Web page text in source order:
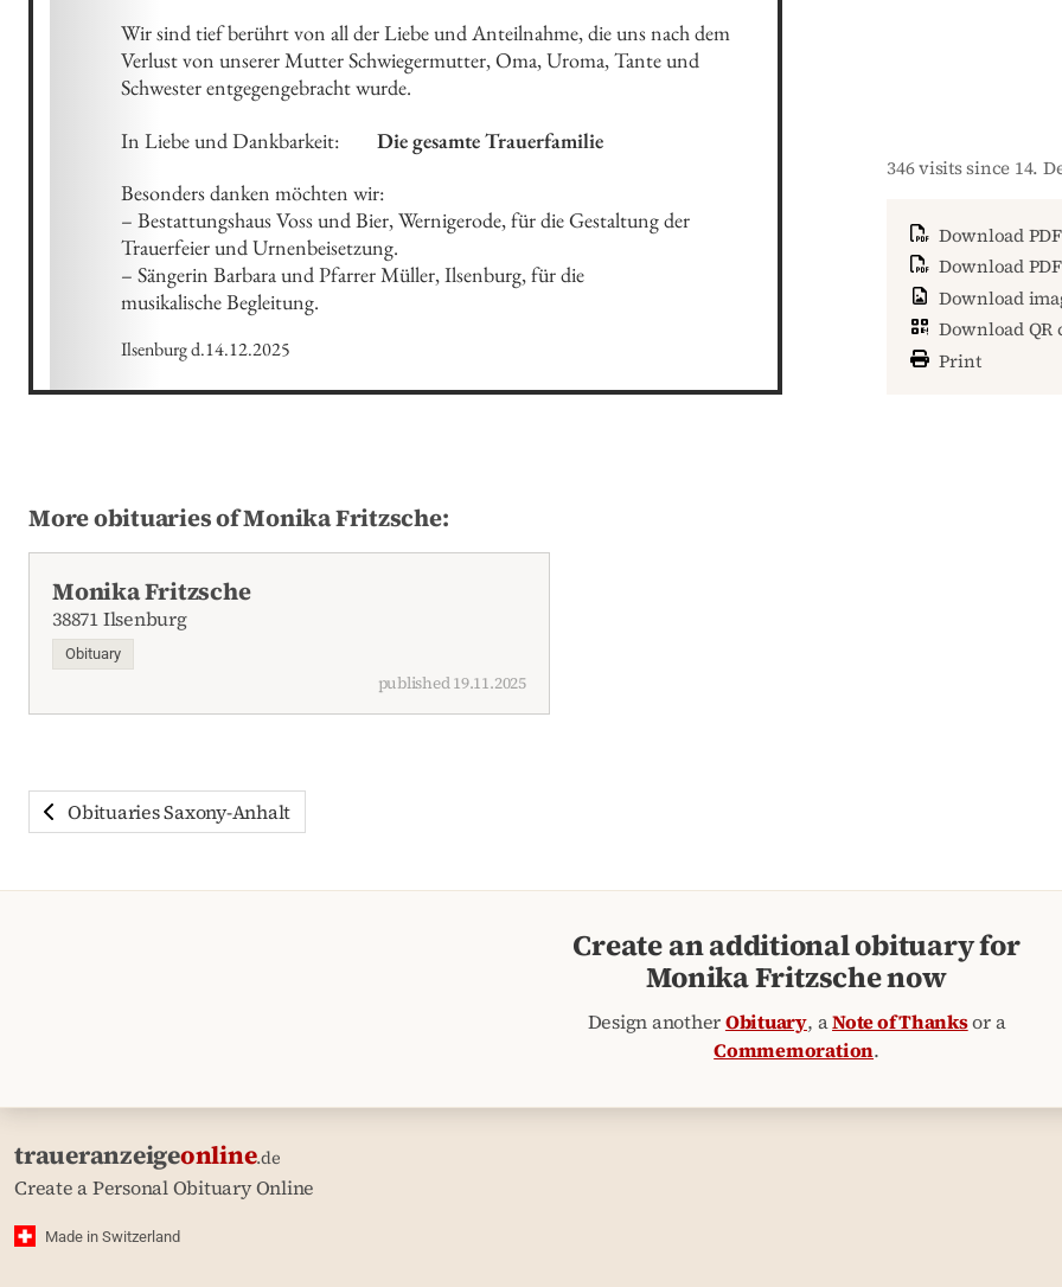
Wir sind tief berührt von all der Liebe und Anteilnahme, die uns nach dem
Verlust von unserer Mutter Schwiegermutter, Oma, Uroma, Tante und
Schwester entgegengebracht wurde.
In Liebe und Dankbarkeit:
Die gesamte Trauerfamilie
Besonders danken möchten wir:
– Bestattungshaus Voss und Bier, Wernigerode, für die Gestaltung der
Trauerfeier und Urnenbeisetzung.
– Sängerin Barbara und Pfarrer Müller, Ilsenburg, für die
musikalische Begleitung.
Ilsenburg d.14.12.2025
346 visits since 14.
Download PDF
Download
Download
Download QR
Print
More obituaries of Monika Fritzsche:
Monika Fritzsche
38871 Ilsenburg
Obituary
published 19.11.2025
Obituaries Saxony-Anhalt
Create an additional obituary for
Monika Fritzsche now
Design anotherObituary, aNote of Thanksor a
Commemoration.
traueranzeigeonline.de
Create a Personal Obituary Online
Made in Switzerland